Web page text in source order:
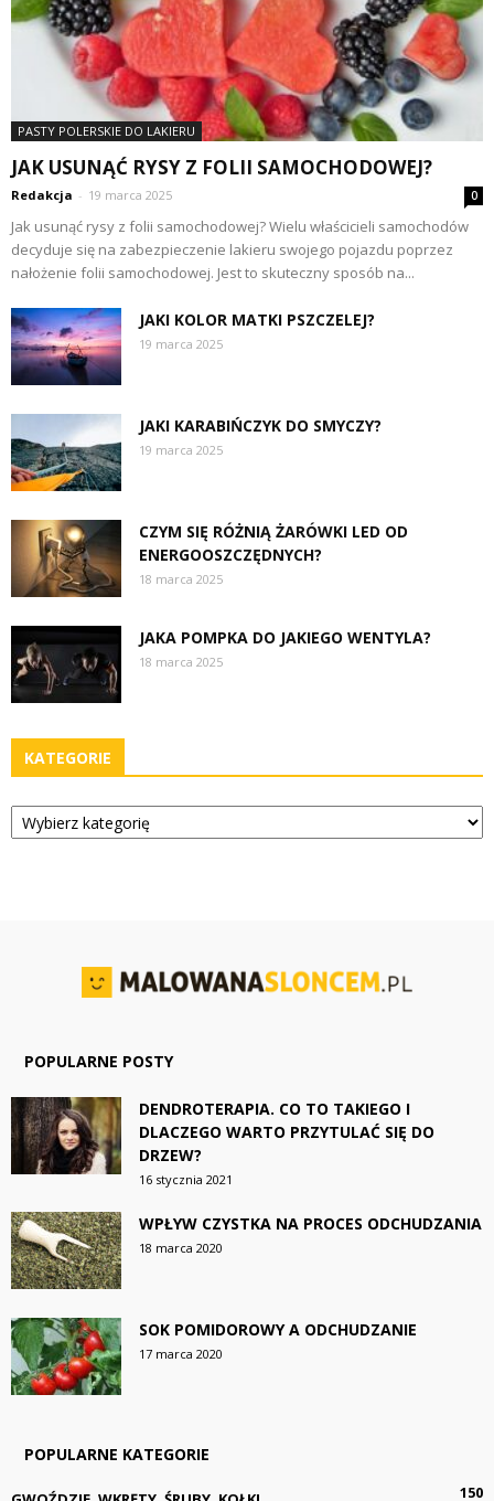
PASTY POLERSKIE DO LAKIERU
JAK USUNĄĆ RYSY Z FOLII SAMOCHODOWEJ?
Redakcja - 19 marca 2025 0
Jak usunąć rysy z folii samochodowej? Wielu właścicieli samochodów
decyduje się na zabezpieczenie lakieru swojego pojazdu poprzez
nałożenie folii samochodowej. Jest to skuteczny sposób na...
JAKI KOLOR MATKI PSZCZELEJ?
19 marca 2025
JAKI KARABIŃCZYK DO SMYCZY?
19 marca 2025
CZYM SIĘ RÓŻNIĄ ŻARÓWKI LED OD
ENERGOOSZCZĘDNYCH?
18 marca 2025
JAKA POMPKA DO JAKIEGO WENTYLA?
18 marca 2025
KATEGORIE
Kategorie
POPULARNE POSTY
DENDROTERAPIA. CO TO TAKIEGO I
DLACZEGO WARTO PRZYTULAĆ SIĘ DO
DRZEW?
16 stycznia 2021
WPŁYW CZYSTKA NA PROCES ODCHUDZANIA
18 marca 2020
SOK POMIDOROWY A ODCHUDZANIE
17 marca 2020
POPULARNE KATEGORIE
150